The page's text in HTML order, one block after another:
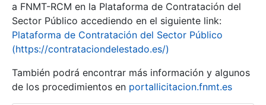
a FNMT-RCM en la Plataforma de Contratación del
Sector Público accediendo en el siguiente link:
Plataforma de Contratación del Sector Público
(https://contrataciondelestado.es/)
También podrá encontrar más información y algunos
de los procedimientos en portallicitacion.fnmt.es